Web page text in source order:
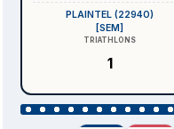
PLAINTEL (22940)
[SEM]
TRIATHLONS
1